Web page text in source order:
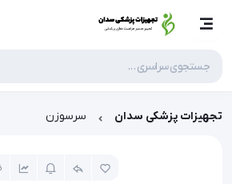
تجهیزات پزشکی سدان سرسوزن